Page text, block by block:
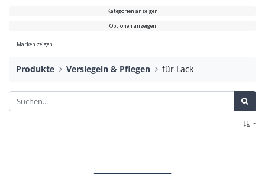
Kategorien anzeigen
Optionen anzeigen
Marken zeigen
Produkte Versiegeln & Pflegen für Lack